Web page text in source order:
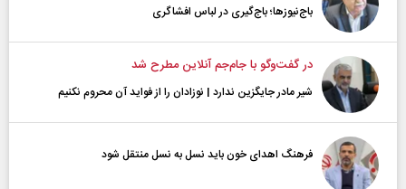
باج‌نیوزها؛ باج‌گیری در لباس افشاگری
در گفت‌و‌گو با جام‌جم آنلاین مطرح شد
شیر مادر جایگزین ندارد | نوزادان را از فواید آن محروم نکنیم
فرهنگ اهدای خون باید نسل به نسل منتقل شود